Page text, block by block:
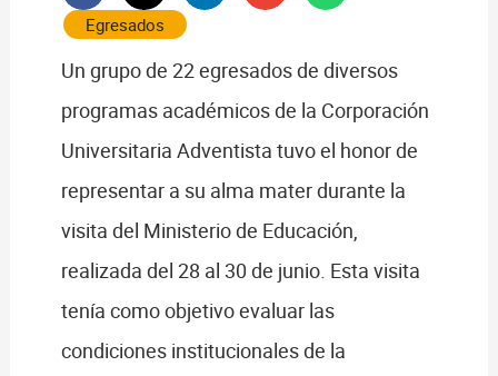
Egresados
Un grupo de 22 egresados de diversos
programas académicos de la Corporación
Universitaria Adventista tuvo el honor de
representar a su alma mater durante la
visita del Ministerio de Educación,
realizada del 28 al 30 de junio. Esta visita
tenía como objetivo evaluar las
condiciones institucionales de la